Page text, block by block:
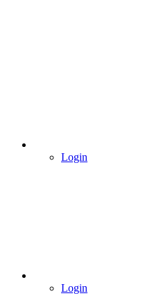
Login
Login